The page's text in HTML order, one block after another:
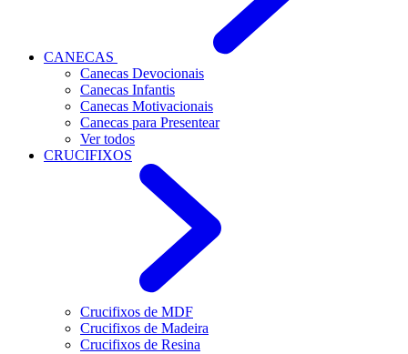
CANECAS
Canecas Devocionais
Canecas Infantis
Canecas Motivacionais
Canecas para Presentear
Ver todos
CRUCIFIXOS
Crucifixos de MDF
Crucifixos de Madeira
Crucifixos de Resina